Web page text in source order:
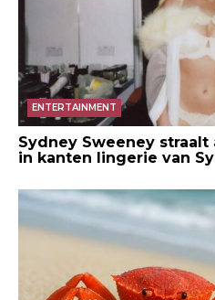
ENTERTAINMENT
Sydney Sweeney
in kanten lingerie van